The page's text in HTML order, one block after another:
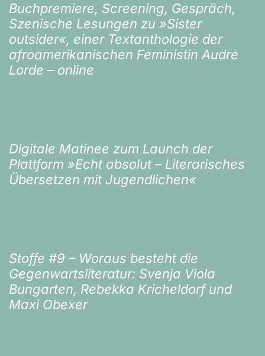
Buchpremiere, Screening, Gespräch,
Szenische Lesungen zu »Sister
outsider«, einer Textanthologie der
afroamerikanischen Feministin Audre
Lorde – online
Digitale Matinee zum Launch der
Plattform »Echt absolut – Literarisches
Übersetzen mit Jugendlichen«
Stoffe #9 – Woraus besteht die
Gegenwartsliteratur: Svenja Viola
Bungarten, Rebekka Kricheldorf und
Maxi Obexer